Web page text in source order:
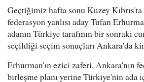
Geçtiğimiz hafta sonu Kuzey Kıbrıs'ta
federasyon yanlısı aday Tufan
adanın Türkiye tarafının bir sonraki
seçildiği seçim sonuçları Ankara'da
Erhurman'ın ezici zaferi, Ankara'nın
birleşme planı yerine Türkiye'nin ada